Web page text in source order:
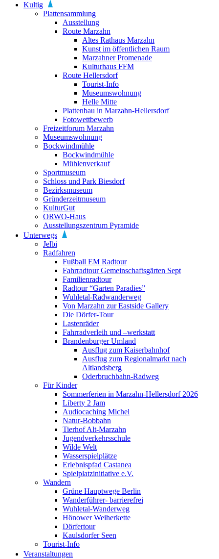
Kultig
Plattensammlung
Ausstellung
Route Marzahn
Altes Rathaus Marzahn
Kunst im öffentlichen Raum
Marzahner Promenade
Kulturhaus FFM
Route Hellersdorf
Tourist-Info
Museumswohnung
Helle Mitte
Plattenbau in Marzahn-Hellersdorf
Fotowettbewerb
Freizeitforum Marzahn
Museumswohnung
Bockwindmühle
Bockwindmühle
Mühlenverkauf
Sportmuseum
Schloss und Park Biesdorf
Bezirksmuseum
Gründerzeitmuseum
KulturGut
ORWO-Haus
Ausstellungszentrum Pyramide
Unterwegs
Jelbi
Radfahren
Fußball EM Radtour
Fahrradtour Gemeinschaftsgärten Sept
Familienradtour
Radtour “Garten Paradies”
Wuhletal-Radwanderweg
Von Marzahn zur Eastside Gallery
Die Dörfer-Tour
Lastenräder
Fahrradverleih und –werkstatt
Brandenburger Umland
Ausflug zum Kaiserbahnhof
Ausflug zum Regionalmarkt nach
Altlandsberg
Oderbruchbahn-Radweg
Für Kinder
Sommerferien in Marzahn-Hellersdorf 2026
Liberty 2 Jam
Audiocaching Michel
Natur-Bobbahn
Tierhof Alt-Marzahn
Jugendverkehrsschule
Wilde Welt
Wasserspielplätze
Erlebnispfad Castanea
Spielplatzinitiative e.V.
Wandern
Grüne Hauptwege Berlin
Wanderführer- barrierefrei
Wuhletal-Wanderweg
Hönower Weiherkette
Dörfertour
Kaulsdorfer Seen
Tourist-Info
Veranstaltungen